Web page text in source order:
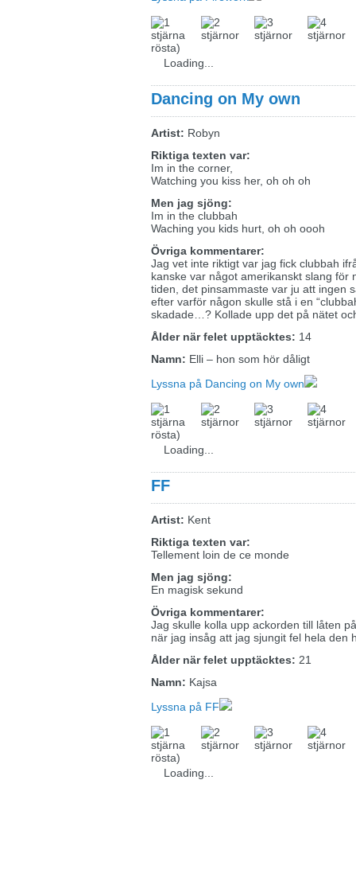
rösta)
Loading...
Dancing on My own
Artist: Robyn
Riktiga texten var:
Im in the corner,
Watching you kiss her, oh oh oh
Men jag sjöng:
Im in the clubbah
Waching you kids hurt, oh oh oooh
Övriga kommentarer:
Jag vet inte riktigt var jag fick clubbah
kanske var något amerikanskt slang för
tiden, det pinsammaste var ju att ingen
efter varför någon skulle stå i en
skadade…? Kollade upp det på nätet
Ålder när felet upptäcktes: 14
Namn: Elli – hon som hör dåligt
Lyssna på Dancing on My own
rösta)
Loading...
FF
Artist: Kent
Riktiga texten var:
Tellement loin de ce monde
Men jag sjöng:
En magisk sekund
Övriga kommentarer:
Jag skulle kolla upp ackorden till låten
när jag insåg att jag sjungit fel hela den
Ålder när felet upptäcktes: 21
Namn: Kajsa
Lyssna på FF
rösta)
Loading...